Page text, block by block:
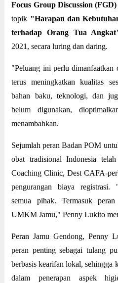
Focus Group Discussion
topik "Harapan dan
terhadap Orang Tua
2021, secara luring dan daring.
"Peluang ini perlu dimanfaatkan
terus meningkatkan kualitas
bahan baku, teknologi, dan
belum digunakan,
menambahkan.
Sejumlah peran Badan POM
obat tradisional Indonesia
Coaching Clinic, Dest CAFA-
pengurangan biaya registrasi.
semua pihak. Termasuk
UMKM Jamu," Penny Lukito
Peran Jamu Gendong, Penny
peran penting sebagai tulang
berbasis kearifan lokal, sehingga
dalam penerapan aspek